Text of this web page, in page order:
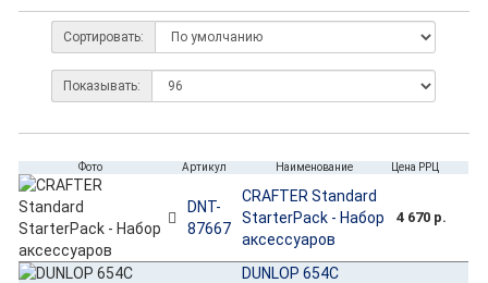
Сортировать:
Показывать:
Фото Артикул Наименование Цена РРЦ
DNT-
87667
CRAFTER Standard
StarterPack - Набор
аксессуаров
4 670 р.
DUNLOP 654C